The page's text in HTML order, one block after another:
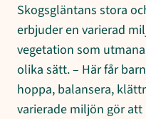
Skogsgläntans stora
erbjuder en varierad
vegetation som
olika sätt. – Här får
hoppa, balansera,
varierade miljön gör